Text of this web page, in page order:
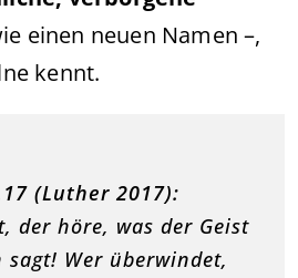
einen neuen Namen –,
kennt.
(Luther 2017):
der höre, was der Geist
sagt! Wer überwindet,